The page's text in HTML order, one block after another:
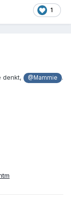
1
denkt, @Mammie
.